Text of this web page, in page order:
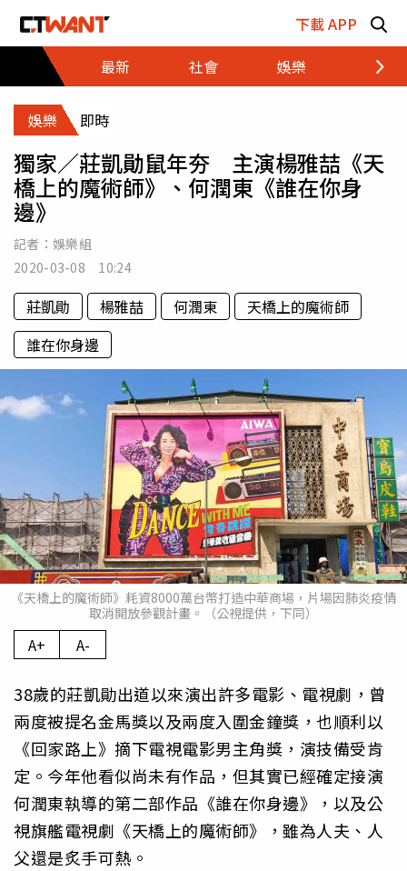
下載 APP
最新
社會 娛樂 財經
娛樂 即時
獨家／莊凱勛鼠年夯 主演楊雅喆《天
橋上的魔術師》、何潤東《誰在你身
邊》
記者： 娛樂組
2020-03-08 10:24
莊凱勛 楊雅喆 何潤東
天橋上的魔術師
誰在你身邊
《天橋上的魔術師》耗資8000萬台幣打造中華商場，片場因肺炎疫情
取消開放參觀計畫。（公視提供，下同）
A+ A-
38歲的莊凱勛出道以來演出許多電影、電視劇，曾
兩度被提名金馬獎以及兩度入圍金鐘獎，也順利以
《回家路上》摘下電視電影男主角獎，演技備受肯
定。今年他看似尚未有作品，但其實已經確定接演
何潤東執導的第二部作品《誰在你身邊》，以及公
視旗艦電視劇《天橋上的魔術師》，雖為人夫、人
父還是炙手可熱。